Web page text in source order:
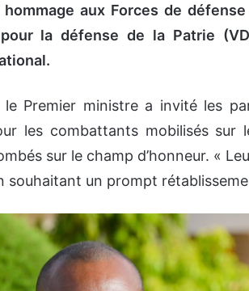
aux Forces de
la défense de la Patrie
le Premier ministre a invité les
les combattants mobilisés sur
sur le champ d’honneur. ‎«
souhaitant un prompt